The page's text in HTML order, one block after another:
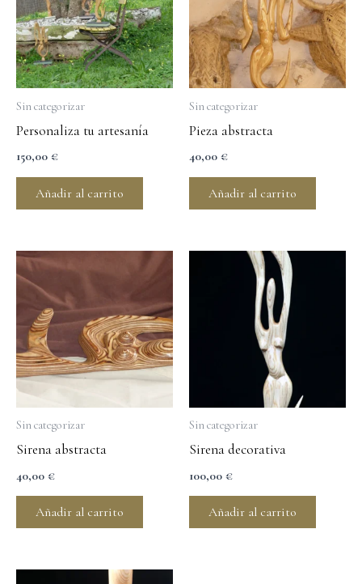
Sin categorizar
Personaliza tu artesanía
150,00 €
Añadir al carrito
Sin categorizar
Pieza abstracta
40,00 €
Añadir al carrito
Sin categorizar
Sirena abstracta
40,00 €
Añadir al carrito
Sin categorizar
Sirena decorativa
100,00 €
Añadir al carrito